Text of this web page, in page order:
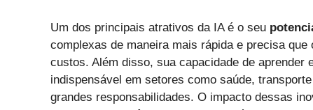
Um dos principais atrativos da IA é o seu
complexas de maneira mais rápida e precisa
custos. Além disso, sua capacidade de
indispensável em setores como saúde,
grandes responsabilidades. O impacto dessas